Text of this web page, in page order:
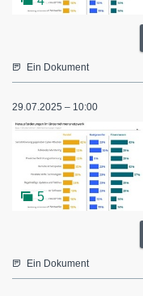
Ein Dokument
29.07.2025 – 10:00
5
Ein Dokument